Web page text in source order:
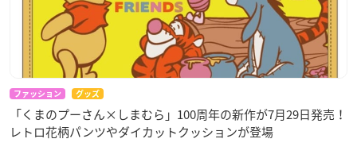
ファッション グッズ
「くまのプーさん×しまむら」100周年の新作が7月29日発売！
レトロ花柄パンツやダイカットクッションが登場